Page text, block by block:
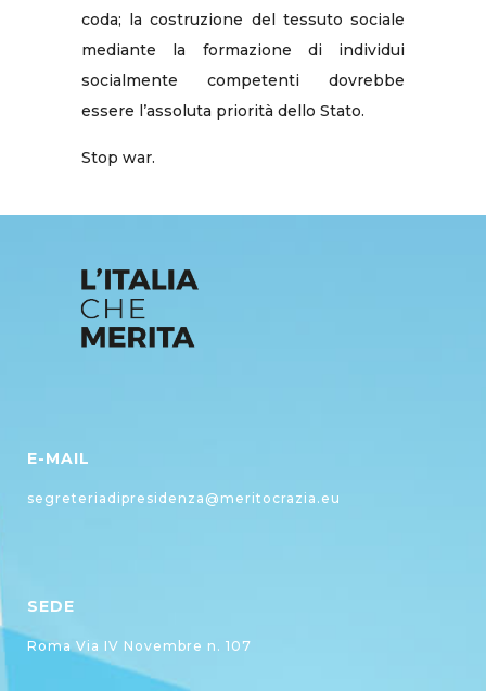
coda; la costruzione del tessuto sociale
mediante la formazione di individui
socialmente competenti dovrebbe
essere l’assoluta priorità dello Stato.
Stop war.
E-MAIL
segreteriadipresidenza@meritocrazia.eu
SEDE
Roma Via IV Novembre n. 107